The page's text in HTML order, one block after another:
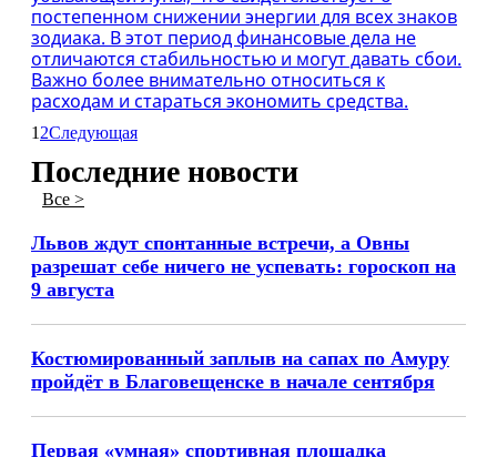
постепенном снижении энергии для всех знаков
зодиака. В этот период финансовые дела не
отличаются стабильностью и могут давать сбои.
Важно более внимательно относиться к
расходам и стараться экономить средства.
1 2Следующая
Последние новости
Все >
Львов ждут спонтанные встречи, а Овны
разрешат себе ничего не успевать: гороскоп на
9 августа
Костюмированный заплыв на сапах по Амуру
пройдёт в Благовещенске в начале сентября
Первая «умная» спортивная площадка